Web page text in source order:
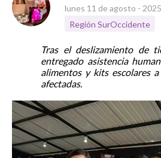
lunes 11 de agosto - 2025
Región SurOccidente
Tras el deslizamiento de
entregado asistencia
alimentos y kits escolares
afectadas.